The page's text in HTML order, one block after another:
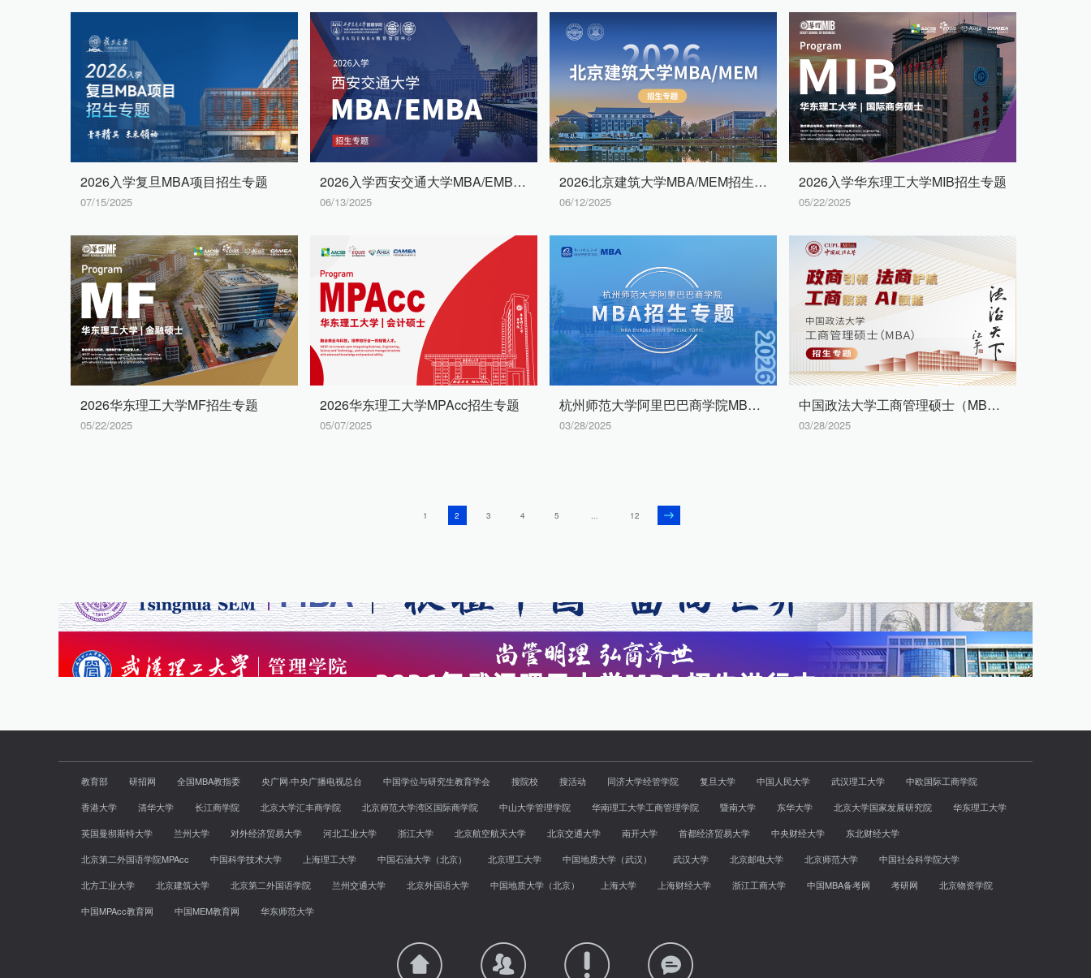
2026入学复旦MBA项目招生专题
07/15/2025
2026入学西安交通大学MBA/EMBA招生专题
06/13/2025
2026北京建筑大学MBA/MEM招生专题
06/12/2025
2026入学华东理工大学MIB招生专题
05/22/2025
2026华东理工大学MF招生专题
05/22/2025
2026华东理工大学MPAcc招生专题
05/07/2025
杭州师范大学阿里巴巴商学院MBA招生专题
03/28/2025
中国政法大学工商管理硕士（MBA）招生专题
03/28/2025
1 2 3 4 5 ... 12
教育部 研招网 全国MBA教指委 央广网·中央广播电视总台 中国学位与研究生教育学会 搜院校 搜活动 同济大学经管学院 复旦大学 中国人民大学 武汉理工大学
中欧国际工商学院
香港大学
清华大学 长江商学院 北京大学汇丰商学院 北京师范大学湾区国际商学院 中山大学管理学院 华南理工大学工商管理学院 暨南大学 东华大学 北京大学国家发展研究院
华东理工大学
英国曼彻斯特大学
兰州大学 对外经济贸易大学 河北工业大学 浙江大学 北京航空航天大学 北京交通大学 南开大学 首都经济贸易大学 中央财经大学
东北财经大学
北京第二外国语学院MPAcc
中国科学技术大学 上海理工大学 中国石油大学（北京） 北京理工大学 中国地质大学（武汉） 武汉大学 北京邮电大学 北京师范大学
中国社会科学院大学
北方工业大学
北京建筑大学 北京第二外国语学院 兰州交通大学 北京外国语大学 中国地质大学（北京） 上海大学 上海财经大学 浙江工商大学 中国MBA备考网 考研网
北京物资学院
中国MPAcc教育网
中国MEM教育网 华东师范大学